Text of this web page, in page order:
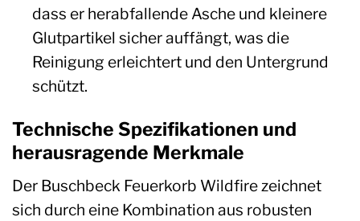
dass er herabfallende Asche und kleinere
Glutpartikel sicher auffängt, was die
Reinigung erleichtert und den Untergrund
schützt.
Technische Spezifikationen und
herausragende Merkmale
Der Buschbeck Feuerkorb Wildfire zeichnet
sich durch eine Kombination aus robusten